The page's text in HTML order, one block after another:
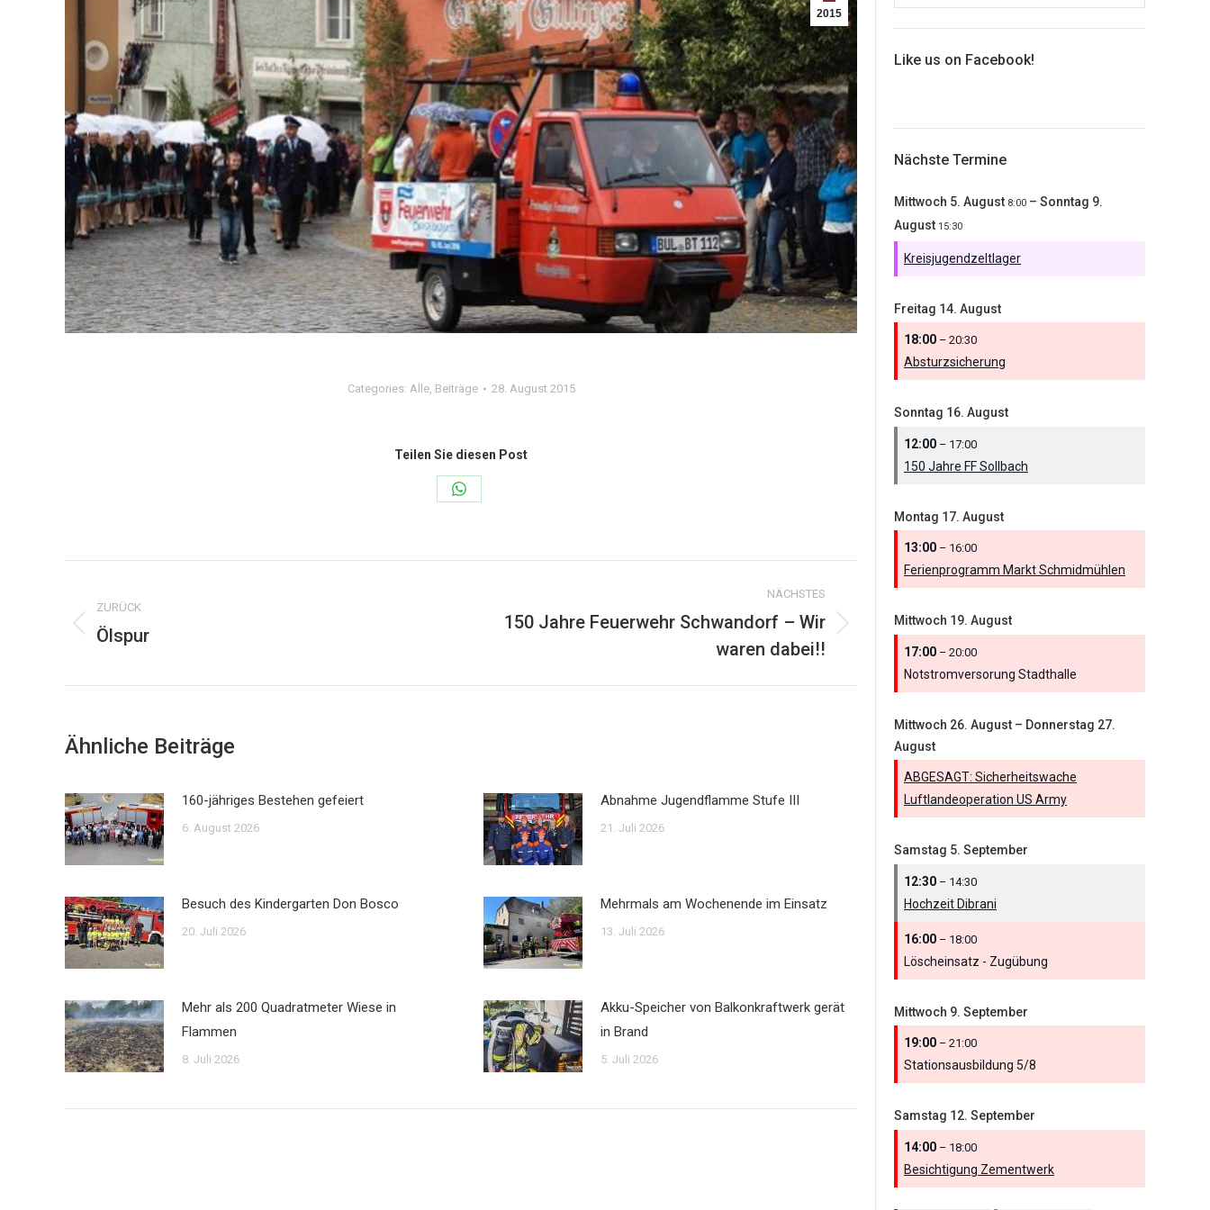
2015
Categories: Alle, Beiträge 28. August 2015
Teilen Sie diesen Post
Share
ZURÜCK
Vorheriger
Ölspur
NÄCHSTES
150 Jahre Feuerwehr Schwandorf – Wir
waren dabei!!
Ähnliche Beiträge
160-jähriges Bestehen gefeiert
6. August 2026
Abnahme Jugendflamme Stufe III
21. Juli 2026
Besuch des Kindergarten Don Bosco
20. Juli 2026
Mehrmals am Wochenende im Einsatz
13. Juli 2026
Mehr als 200 Quadratmeter Wiese in
Flammen
8. Juli 2026
Akku-Speicher von Balkonkraftwerk gerät
in Brand
5. Juli 2026
Like us on Facebook!
Nächste Termine
Mittwoch 5. August 8:00 – Sonntag 9.
August 15:30
Kreisjugendzeltlager
Freitag 14. August
18:00 – 20:30
Absturzsicherung
Sonntag 16. August
12:00 – 17:00
150 Jahre FF Sollbach
Montag 17. August
13:00 – 16:00
Ferienprogramm Markt Schmidmühlen
Mittwoch 19. August
17:00 – 20:00
Notstromversorung Stadthalle
Mittwoch 26. August – Donnerstag 27.
August
ABGESAGT: Sicherheitswache
Luftlandeoperation US Army
Samstag 5. September
12:30 – 14:30
Hochzeit Dibrani
16:00 – 18:00
Löscheinsatz - Zugübung
Mittwoch 9. September
19:00 – 21:00
Stationsausbildung 5/8
Samstag 12. September
14:00 – 18:00
Besichtigung Zementwerk